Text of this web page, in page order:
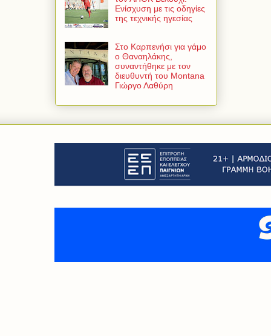
Ενίσχυση με τις οδηγίες
της τεχνικής ηγεσίας
Στο Καρπενήσι για γάμο
ο Θαναηλάκης,
συναντήθηκε με τον
διευθυντή του Montana
Γιώργο Λαθύρη